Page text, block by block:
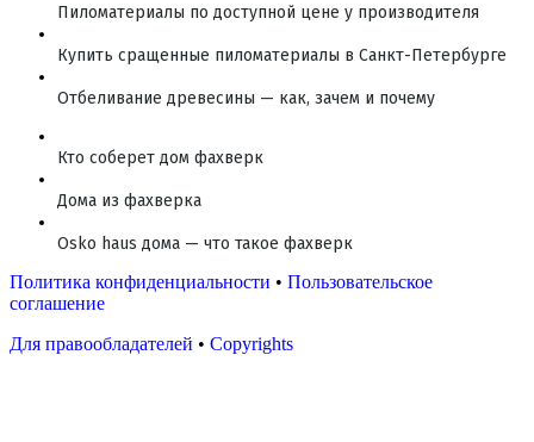
Пиломатериалы по доступной цене у производителя
Купить сращенные пиломатериалы в Санкт-Петербурге
Отбеливание древесины — как, зачем и почему
Кто соберет дом фахверк
Дома из фахверка
Osko haus дома — что такое фахверк
Политика конфиденциальности • Пользовательское
соглашение
Для правообладателей • Copyrights